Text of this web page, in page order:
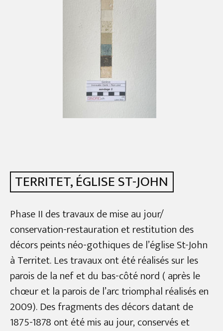
TERRITET, ÉGLISE ST-JOHN
Phase II des travaux de mise au jour/
conservation-restauration et restitution des
décors peints néo-gothiques de l’église St-John
à Territet. Les travaux ont été réalisés sur les
parois de la nef et du bas-côté nord ( après le
chœur et la parois de l’arc triomphal réalisés en
2009). Des fragments des décors datant de
1875-1878 ont été mis au jour, conservés et